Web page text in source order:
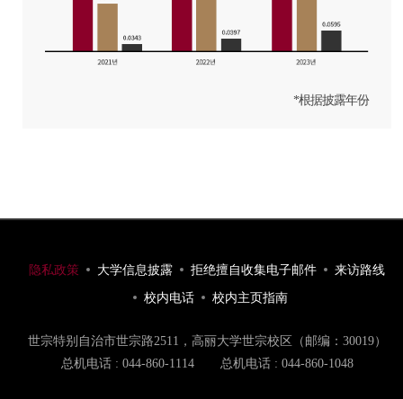
*根据披露年份
隐私政策 大学信息披露 拒绝擅自收集电子邮件 来访路线
校内电话 校内主页指南
世宗特别自治市世宗路2511，高丽大学世宗校区（邮编：30019）
总机电话 : 044-860-1114
总机电话 : 044-860-1048